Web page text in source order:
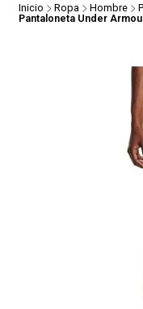
Inicio Ropa Hombre
Pantaloneta Under